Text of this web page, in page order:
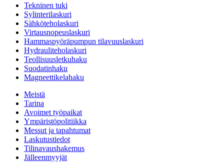
Tekninen tuki
Sylinterilaskuri
Sähköteholaskuri
Virtausnopeuslaskuri
Hammaspyöräpumpun tilavuuslaskuri
Hydrauliteholaskuri
Teollisuusletkuhaku
Suodatinhaku
Magneettikelahaku
Meistä
Tarina
Avoimet työpaikat
Ympäristöpolitiikka
Messut ja tapahtumat
Laskutustiedot
Tilinavaushakemus
Jälleenmyyjät